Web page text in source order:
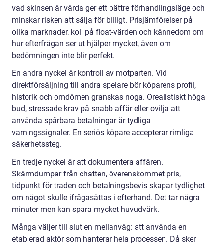
vad skinsen är värda ger ett bättre förhandlingsläge och
minskar risken att sälja för billigt. Prisjämförelser på
olika marknader, koll på float-värden och kännedom om
hur efterfrågan ser ut hjälper mycket, även om
bedömningen inte blir perfekt.
En andra nyckel är kontroll av motparten. Vid
direktförsäljning till andra spelare bör köparens profil,
historik och omdömen granskas noga. Orealistiskt höga
bud, stressade krav på snabb affär eller ovilja att
använda spårbara betalningar är tydliga
varningssignaler. En seriös köpare accepterar rimliga
säkerhetssteg.
En tredje nyckel är att dokumentera affären.
Skärmdumpar från chatten, överenskommet pris,
tidpunkt för traden och betalningsbevis skapar tydlighet
om något skulle ifrågasättas i efterhand. Det tar några
minuter men kan spara mycket huvudvärk.
Många väljer till slut en mellanväg: att använda en
etablerad aktör som hanterar hela processen. Då sker